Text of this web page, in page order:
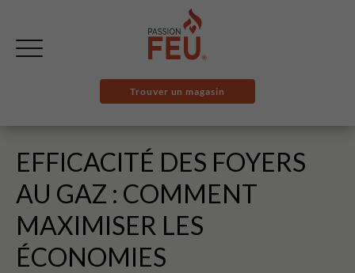
Trouver un magasin
EFFICACITÉ DES FOYERS
AU GAZ : COMMENT
MAXIMISER LES
ÉCONOMIES